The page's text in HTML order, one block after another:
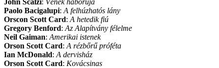
Paolo Bacigalupi: A felhúzhatós lány
Orscon Scott Card: A hetedik fiú
Gregory Benford: Az Alapítvány félelme
Neil Gaiman: Amerikai istenek
Orson Scott Card: A rézbőrű próféta
Ian McDonald: A dervisház
Orson Scott Card: Kovácsinas